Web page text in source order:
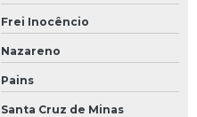
Frei Inocêncio
Nazareno
Pains
Santa Cruz de Minas